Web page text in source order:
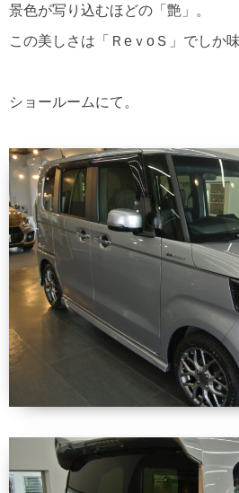
景色が写り込むほどの「艶」。
この美しさは「ＲeｖoＳ」でしか
ショールームにて。